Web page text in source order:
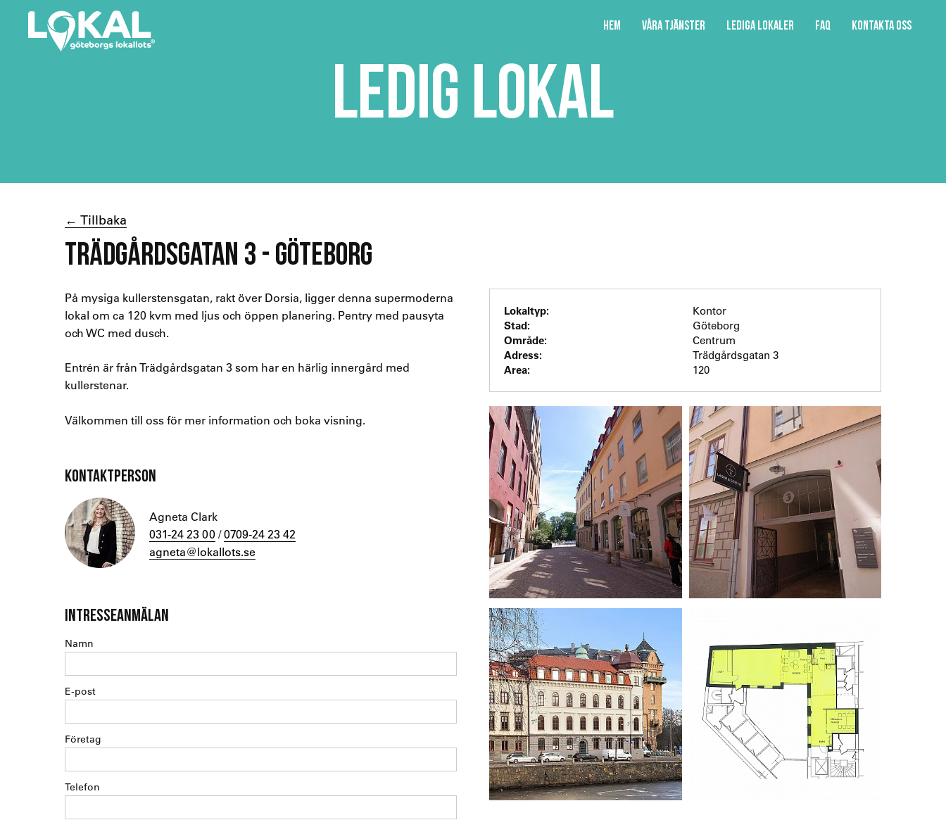
Hem Våra tjänster Lediga lokaler FAQ Kontakta oss
LEDIG LOKAL
← Tillbaka
TRÄDGÅRDSGATAN 3 - GÖTEBORG
På mysiga kullerstensgatan, rakt över Dorsia, ligger denna supermoderna
lokal om ca 120 kvm med ljus och öppen planering. Pentry med pausyta
och WC med dusch.
Entrén är från Trädgårdsgatan 3 som har en härlig innergård med
kullerstenar.
Välkommen till oss för mer information och boka visning.
KONTAKTPERSON
Agneta Clark
031-24 23 00/0709-24 23 42
agneta@lokallots.se
INTRESSEANMÄLAN
Namn
E-post
Företag
Telefon
Lokaltyp:
Kontor
Stad:
Göteborg
Område:
Centrum
Adress:
Trädgårdsgatan 3
Area:
120